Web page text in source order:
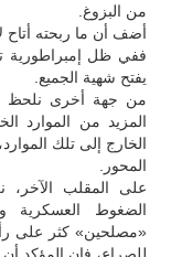
من البزوغ.
أضف أن ما ربحته أتاح
ففي ظل إمبراطورية
يفتح شهية الجميع.
من جهة أخرى نلحظ
المزيد من الموارد
الخارج إلى تلك
المحور.
على المقلب
الضغوط العسكرية
«مصلحين» كثر على